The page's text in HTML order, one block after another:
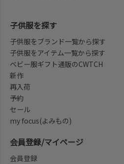
子供服を探す
子供服をブランド一覧から探す
子供服をアイテム一覧から探す
ベビー服ギフト通販のCWTCH
新作
再入荷
予約
セール
my focus(よみもの)
会員登録/マイページ
会員登録